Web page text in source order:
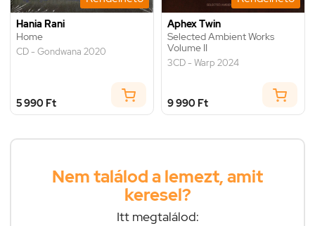
Hania Rani
Home
CD - Gondwana 2020
5 990 Ft
Aphex Twin
Selected Ambient Works
Volume II
3CD - Warp 2024
9 990 Ft
Nem találod a lemezt, amit
keresel?
Itt megtalálod: